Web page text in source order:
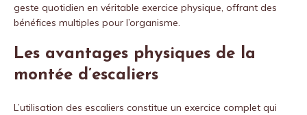
geste quotidien en véritable exercice physique, offrant des
bénéfices multiples pour l’organisme.
Les avantages physiques de la
montée d’escaliers
L’utilisation des escaliers constitue un exercice complet qui